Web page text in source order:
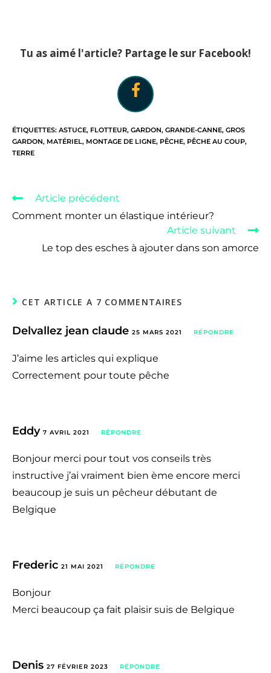
Tu as aimé l'article? Partage le sur Facebook!
ÉTIQUETTES: ASTUCE, FLOTTEUR, GARDON, GRANDE-CANNE, GROS
GARDON, MATÉRIEL, MONTAGE DE LIGNE, PÊCHE, PÊCHE AU COUP,
TERRE
Article précédent
Comment monter un élastique intérieur?
Article suivant
Le top des esches à ajouter dans son amorce
CET ARTICLE A 7 COMMENTAIRES
Delvallez jean claude 25 MARS 2021 RÉPONDRE
J’aime les articles qui explique
Correctement pour toute pêche
Eddy 7 AVRIL 2021 RÉPONDRE
Bonjour merci pour tout vos conseils très
instructive j’ai vraiment bien ème encore merci
beaucoup je suis un pêcheur débutant de
Belgique
Frederic 21 MAI 2021 RÉPONDRE
Bonjour
Merci beaucoup ça fait plaisir suis de Belgique
Denis 27 FÉVRIER 2023 RÉPONDRE